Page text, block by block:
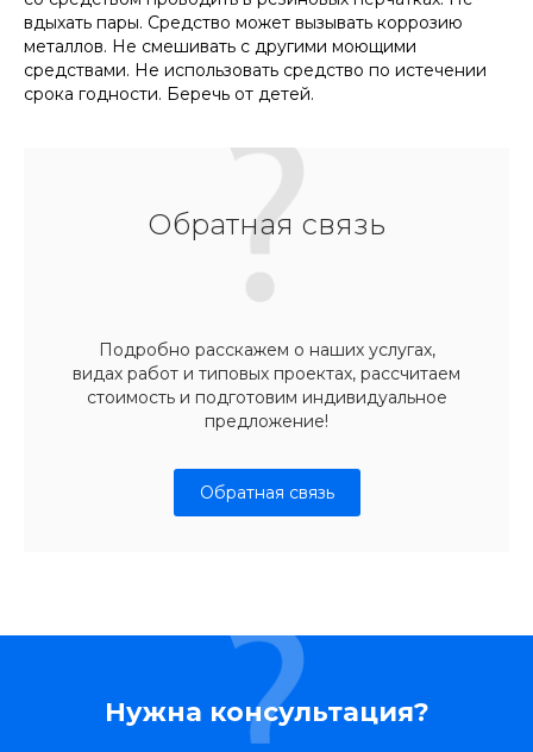
вдыхать пары. Средство может вызывать коррозию
металлов. Не смешивать с другими моющими
средствами. Не использовать средство по истечении
срока годности. Беречь от детей.
Обратная связь
Подробно расскажем о наших услугах,
видах работ и типовых проектах, рассчитаем
стоимость и подготовим индивидуальное
предложение!
Обратная связь
Нужна консультация?